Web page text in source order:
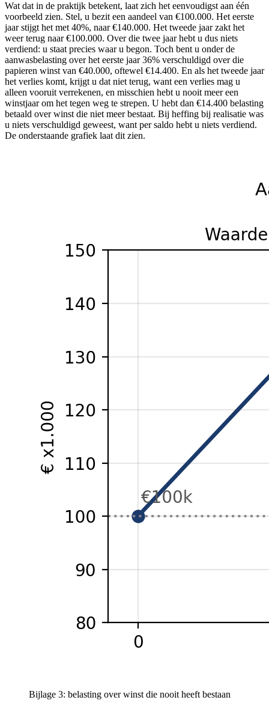
Wat dat in de praktijk betekent, laat zich het eenvoudigst aan één
voorbeeld zien. Stel, u bezit een aandeel van €100.000. Het eerste
jaar stijgt het met 40%, naar €140.000. Het tweede jaar zakt het
weer terug naar €100.000. Over die twee jaar hebt u dus niets
verdiend: u staat precies waar u begon. Toch bent u onder de
aanwasbelasting over het eerste jaar 36% verschuldigd over die
papieren winst van €40.000, oftewel €14.400. En als het tweede jaar
het verlies komt, krijgt u dat niet terug, want een verlies mag u
alleen vooruit verrekenen, en misschien hebt u nooit meer een
winstjaar om het tegen weg te strepen. U hebt dan €14.400 belasting
betaald over winst die niet meer bestaat. Bij heffing bij realisatie was
u niets verschuldigd geweest, want per saldo hebt u niets verdiend.
De onderstaande grafiek laat dit zien.
Bijlage 3: belasting over winst die nooit heeft bestaan